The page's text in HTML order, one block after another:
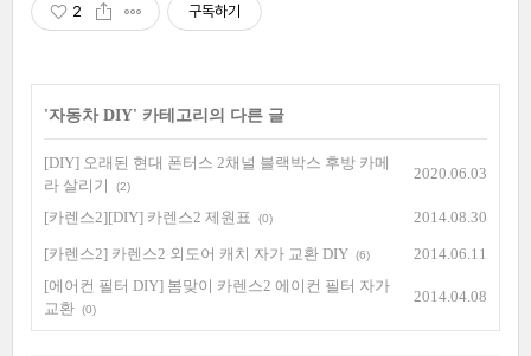
2 구독하기
'자동차 DIY' 카테고리의 다른 글
[DIY] 오래된 현대 폰터스 2채널 블랙박스 후방 카메
라 살리기
(2)
2020.06.03
[카렌스2][DIY] 카렌스2 제원표 (0) 2014.08.30
[카렌스2] 카렌스2 외도어 캐치 자가 교환 DIY (6)
2014.06.11
[에어컨 필터 DIY] 봄맞이 카렌스2 에이컨 필터 자가
교환 (0)
2014.04.08